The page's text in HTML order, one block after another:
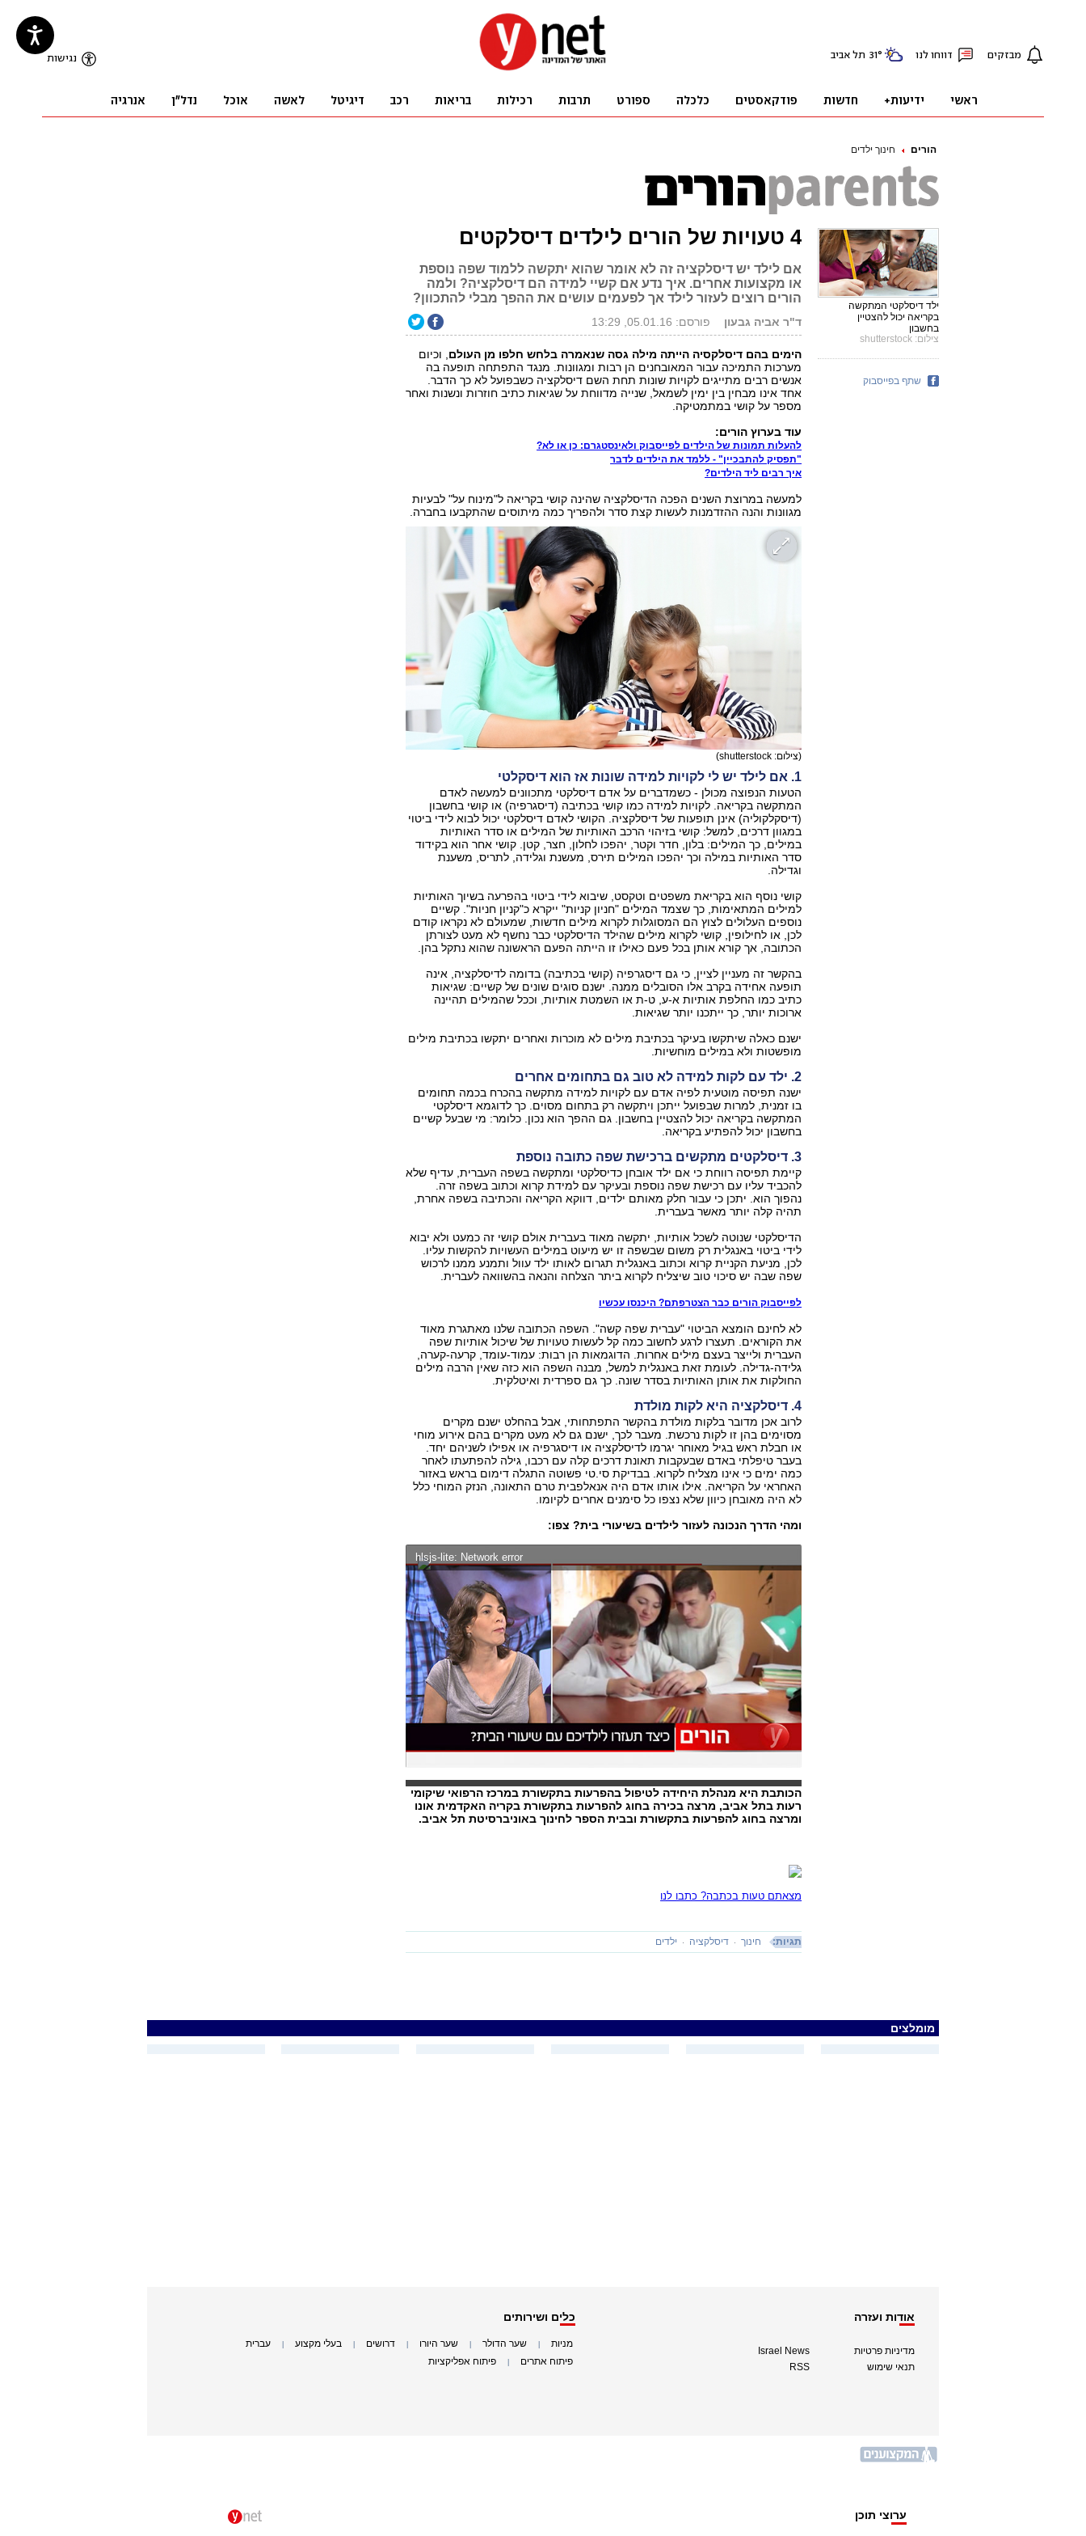
הורים חינוך ילדים
4 טעויות של הורים לילדים דיסלקטים
אם לילד יש דיסלקציה זה לא אומר שהוא יתקשה ללמוד שפה נוספת
או מקצועות אחרים. איך נדע אם קשיי למידה הם דיסלקציה? ולמה
הורים רוצים לעזור לילד אך לפעמים עושים את ההפך מבלי להתכוון?
ד"ר אביה גבעון פורסם: 05.01.16, 13:29
הימים בהם דיסלקסיה הייתה מילה גסה שנאמרה בלחש חלפו מן העולם, וכיום
מערכות התמיכה עבור המאובחנים הן רבות ומגוונות. מנגד התפתחה תופעה בה
אנשים רבים מתייגים לקויות שונות תחת השם דיסלקציה כשבפועל לא כך הדבר.
אחד אינו מבחין בין ימין לשמאל, שנייה מדווחת על שגיאות כתיב חוזרות ונשנות ואחר
מספר על קושי במתמטיקה.
עוד בערוץ הורים:
להעלות תמונות של הילדים לפייסבוק ולאינסטגרם: כן או לא?
"תפסיק להתבכיין" - ללמד את הילדים לדבר
איך רבים ליד הילדים?
למעשה במרוצת השנים הפכה הדיסלקציה שהינה קושי בקריאה ל"מינוח על" לבעיות
מגוונות והנה ההזדמנות לעשות קצת סדר ולהפריך כמה מיתוסים שהתקבעו בחברה.
(צילום: shutterstock)
1. אם לילד יש לי לקויות למידה שונות אז הוא דיסקלטי
הטעות הנפוצה מכולן - כשמדברים על אדם דיסלקטי מתכוונים למעשה לאדם
המתקשה בקריאה. לקויות למידה כמו קושי בכתיבה (דיסגרפיה) או קושי בחשבון
(דיסקלקוליה) אינן תופעות של דיסלקציה. הקושי לאדם דיסלקטי יכול לבוא לידי ביטוי
במגוון דרכים, למשל: קושי בזיהוי הרכב האותיות של המילים או סדר האותיות
במילים, כך המילים: בלון, חדר וקטר, יהפכו לחלון, חצר, קטן. קושי אחר הוא בקידוד
סדר האותיות במילה וכך יהפכו המילים תירס, מעשנת וגלידה, לתריס, משענת
וגדילה.
קושי נוסף הוא בקריאת משפטים וטקסט, שיבוא לידי ביטוי בהפרעה בשיוך האותיות
למילים המתאימות, כך שצמד המילים "חניון קניות" ייקרא כ"קניון חניות". קשיים
נוספים העלולים לצוץ הם המסוגלות לקרוא מילים חדשות, שמעולם לא נקראו קודם
לכן, או לחילופין, קושי לקרוא מילים שהילד הדיסלקטי כבר נחשף לא מעט לצורתן
הכתובה, אך קורא אותן בכל פעם כאילו זו הייתה הפעם הראשונה שהוא נתקל בהן.
בהקשר זה מעניין לציין, כי גם דיסגרפיה (קושי בכתיבה) בדומה לדיסלקציה, אינה
תופעה אחידה בקרב אלו הסובלים ממנה. ישנם סוגים שונים של קשיים: שגיאות
כתיב כמו החלפת אותיות א-ע, ט-ת או השמטת אותיות, וככל שהמילים תהיינה
ארוכות יותר, כך ייתכנו יותר שגיאות.
ישנם כאלה שיתקשו בעיקר בכתיבת מילים לא מוכרות ואחרים יתקשו בכתיבת מילים
מופשטות ולא במילים מוחשיות.
2. ילד עם לקות למידה לא טוב גם בתחומים אחרים
ישנה תפיסה מוטעית לפיה אדם עם לקויות למידה מתקשה בהכרח בכמה תחומים
בו זמנית, למרות שבפועל ייתכן ויתקשה רק בתחום מסוים. כך לדוגמא דיסלקטי
המתקשה בקריאה יכול להצטיין בחשבון. גם ההפך הוא נכון. כלומר: מי שבעל קשיים
בחשבון יכול להפתיע בקריאה.
3. דיסלקטים מתקשים ברכישת שפה כתובה נוספת
קיימת תפיסה רווחת כי אם ילד אובחן כדיסלקטי ומתקשה בשפה העברית, עדיף שלא
להכביד עליו עם רכישת שפה נוספת ובעיקר עם למידת קרוא וכתוב בשפה זרה.
נהפוך הוא. יתכן כי עבור חלק מאותם ילדים, דווקא הקריאה והכתיבה בשפה אחרת,
תהיה קלה יותר מאשר בעברית.
הדיסלקטי שנוטה לשכל אותיות, יתקשה מאוד בעברית אולם קושי זה כמעט ולא יבוא
לידי ביטוי באנגלית רק משום שבשפה זו יש מיעוט במילים העשויות להקשות עליו.
לכן, מניעת הקניית קרוא וכתוב באנגלית תגרום לאותו ילד עוול ותמנע ממנו לרכוש
שפה שבה יש סיכוי טוב שיצליח לקרוא ביתר הצלחה והנאה בהשוואה לעברית.
לפייסבוק הורים כבר הצטרפתם? היכנסו עכשיו
לא לחינם הומצא הביטוי "עברית שפה קשה". השפה הכתובה שלנו מאתגרת מאוד
את הקוראים. תעצרו לרגע לחשוב כמה קל לעשות טעויות של שיכול אותיות שפה
העברית ולייצר בעצם מילים אחרות. הדוגמאות הן רבות: עמוד-עומד, קרעה-קערה,
גלידה-גדילה. לעומת זאת באנגלית למשל, מבנה השפה הוא כזה שאין הרבה מילים
החולקות את אותן האותיות בסדר שונה. כך גם ספרדית ואיטלקית.
4. דיסלקציה היא לקות מולדת
לרוב אכן מדובר בלקות מולדת בהקשר התפתחותי, אבל בהחלט ישנם מקרים
מסוימים בהן זו לקות נרכשת. מעבר לכך, ישנם גם לא מעט מקרים בהם אירוע מוחי
או חבלת ראש בגיל מאוחר יגרמו לדיסלקציה או דיסגרפיה או אפילו לשניהם יחד.
בעבר טיפלתי באדם שבעקבות תאונת דרכים קלה עם רכבו, גילה להפתעתו לאחר
כמה ימים כי אינו מצליח לקרוא. בבדיקת סי.טי פשוטה התגלה דימום בראש באזור
האחראי על הקריאה. אילו אותו אדם היה אנאלפבית טרם התאונה, הנזק המוחי כלל
לא היה מאובחן כיוון שלא נצפו כל סימנים אחרים לקיומו.
ומהי הדרך הנכונה לעזור לילדים בשיעורי בית? צפו:
hlsjs-lite: Network error
הכותבת היא מנהלת היחידה לטיפול בהפרעות בתקשורת במרכז הרפואי שיקומי
רעות בתל אביב, מרצה בכירה בחוג להפרעות בתקשורת בקריה האקדמית אונו
ומרצה בחוג להפרעות בתקשורת ובבית הספר לחינוך באוניברסיטת תל אביב.
מצאתם טעות בכתבה? כתבו לנו
תגיות: חינוך דיסלקציה ילדים
ילד דיסלקטי המתקשה
בקריאה יכול להצטיין
בחשבון
צילום: shutterstock
שתף בפייסבוק
מומלצים
אודות ועזרה
מדיניות פרטיות
תנאי שימוש
Israel News
RSS
כלים ושירותים
מניות שער הדולר שער היורו דרושים בעלי מקצוע עברית
פיתוח אתרים פיתוח אפליקציות
ערוצי תוכן